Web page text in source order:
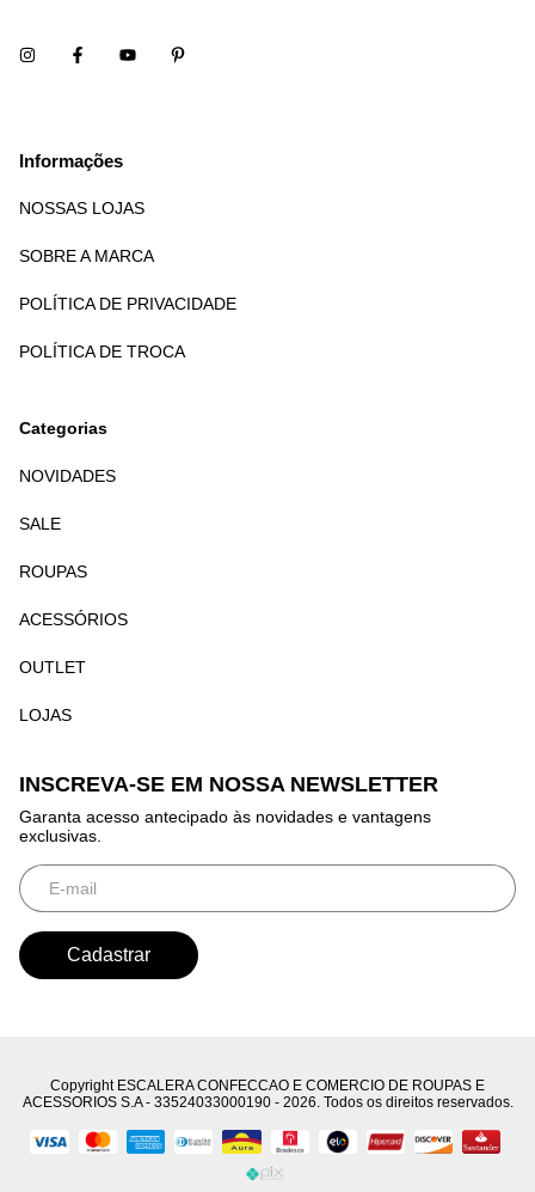
Informações
NOSSAS LOJAS
SOBRE A MARCA
POLÍTICA DE PRIVACIDADE
POLÍTICA DE TROCA
Categorias
NOVIDADES
SALE
ROUPAS
ACESSÓRIOS
OUTLET
LOJAS
INSCREVA-SE EM NOSSA NEWSLETTER
Garanta acesso antecipado às novidades e vantagens
exclusivas.
Copyright ESCALERA CONFECCAO E COMERCIO DE ROUPAS E
ACESSORIOS S.A - 33524033000190 - 2026. Todos os direitos reservados.